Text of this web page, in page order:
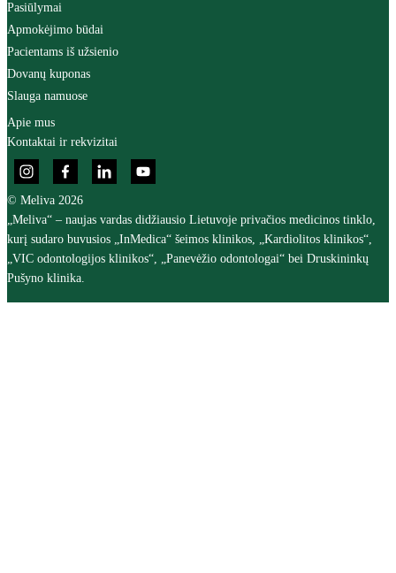
Pasiūlymai
Apmokėjimo būdai
Pacientams iš užsienio
Dovanų kuponas
Slauga namuose
Apie mus
Kontaktai ir rekvizitai
© Meliva 2026
„Meliva“ – naujas vardas didžiausio Lietuvoje privačios medicinos tinklo,
kurį sudaro buvusios „InMedica“ šeimos klinikos, „Kardiolitos klinikos“,
„VIC odontologijos klinikos“, „Panevėžio odontologai“ bei Druskininkų
Pušyno klinika.